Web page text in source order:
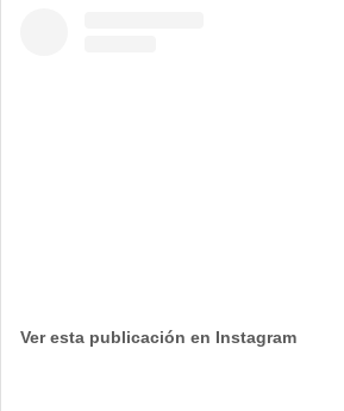
Ver esta publicación en Instagram